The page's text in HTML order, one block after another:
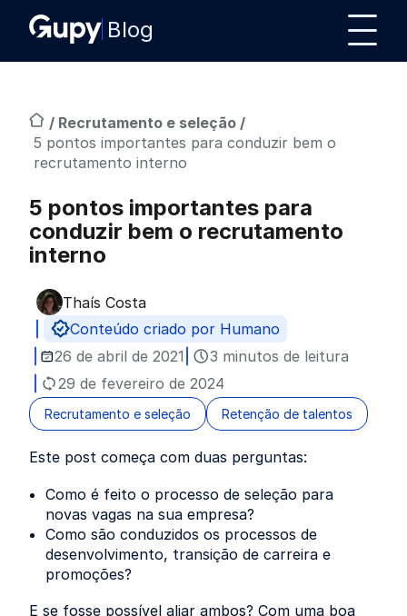
Blog
/ Recrutamento e seleção /
5 pontos importantes para conduzir bem o
recrutamento interno
5 pontos importantes para
conduzir bem o recrutamento
interno
Publicado por
Thaís Costa
Conteúdo criado por Humano
26 de abril de 2021
3 minutos de leitura
29 de fevereiro de 2024
Recrutamento e seleção Retenção de talentos
Este post começa com duas perguntas:
Como é feito o processo de seleção para
novas vagas na sua empresa?
Como são conduzidos os processos de
desenvolvimento, transição de carreira e
promoções?
E se fosse possível aliar ambos? Com uma boa